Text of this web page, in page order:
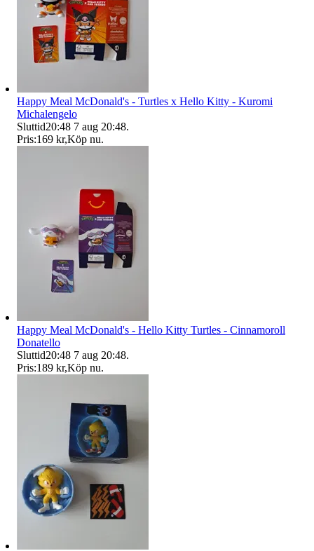
Happy Meal McDonald's - Turtles x Hello Kitty - Kuromi
Michalengelo
Sluttid20:48 7 aug 20:48.
Pris:169 kr,Köp nu.
Happy Meal McDonald's - Hello Kitty Turtles - Cinnamoroll
Donatello
Sluttid20:48 7 aug 20:48.
Pris:189 kr,Köp nu.